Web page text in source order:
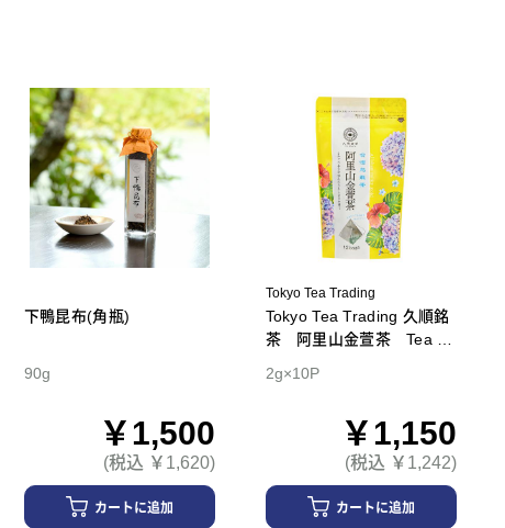
下鴨昆布(角瓶)
90g
￥1,500
(税込 ￥1,620)
カートに追加
Tokyo Tea Trading
Tokyo Tea Trading 久順銘
茶 阿里山金萱茶 Tea B
2g×10P
￥1,150
(税込 ￥1,242)
カートに追加